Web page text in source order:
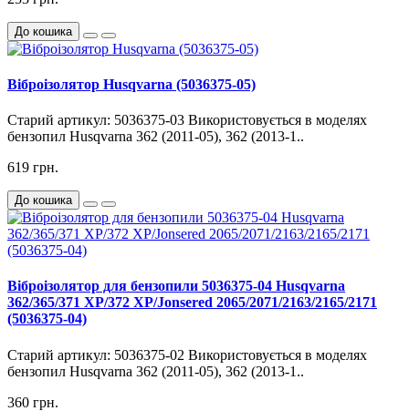
До кошика
Віброізолятор Husqvarna (5036375-05)
Старий артикул: 5036375-03 Використовується в моделях
бензопил Husqvarna 362 (2011-05), 362 (2013-1..
619 грн.
До кошика
Віброізолятор для бензопили 5036375-04 Husqvarna
362/365/371 XP/372 XP/Jonsered 2065/2071/2163/2165/2171
(5036375-04)
Старий артикул: 5036375-02 Використовується в моделях
бензопил Husqvarna 362 (2011-05), 362 (2013-1..
360 грн.